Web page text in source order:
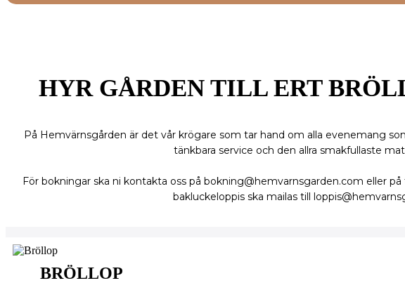
HYR GÅRDEN TILL ERT
På Hemvärnsgården är det vår krögare som tar hand om alla evenemang
tänkbara service och den allra smakfullaste
För bokningar ska ni kontakta oss på bokning@hemvarnsgarden.com eller
bakluckeloppis ska mailas till
BRÖLLOP